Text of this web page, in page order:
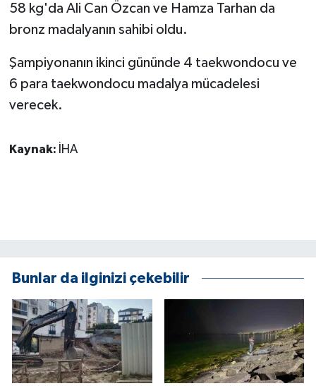
58 kg'da Ali Can Özcan ve Hamza Tarhan da
bronz madalyanın sahibi oldu.
Şampiyonanın ikinci gününde 4 taekwondocu ve
6 para taekwondocu madalya mücadelesi
verecek.
Kaynak: İHA
Bunlar da ilginizi çekebilir
Sağlık
SPOR HABERLERİ
Turizm
Yerel Haberler